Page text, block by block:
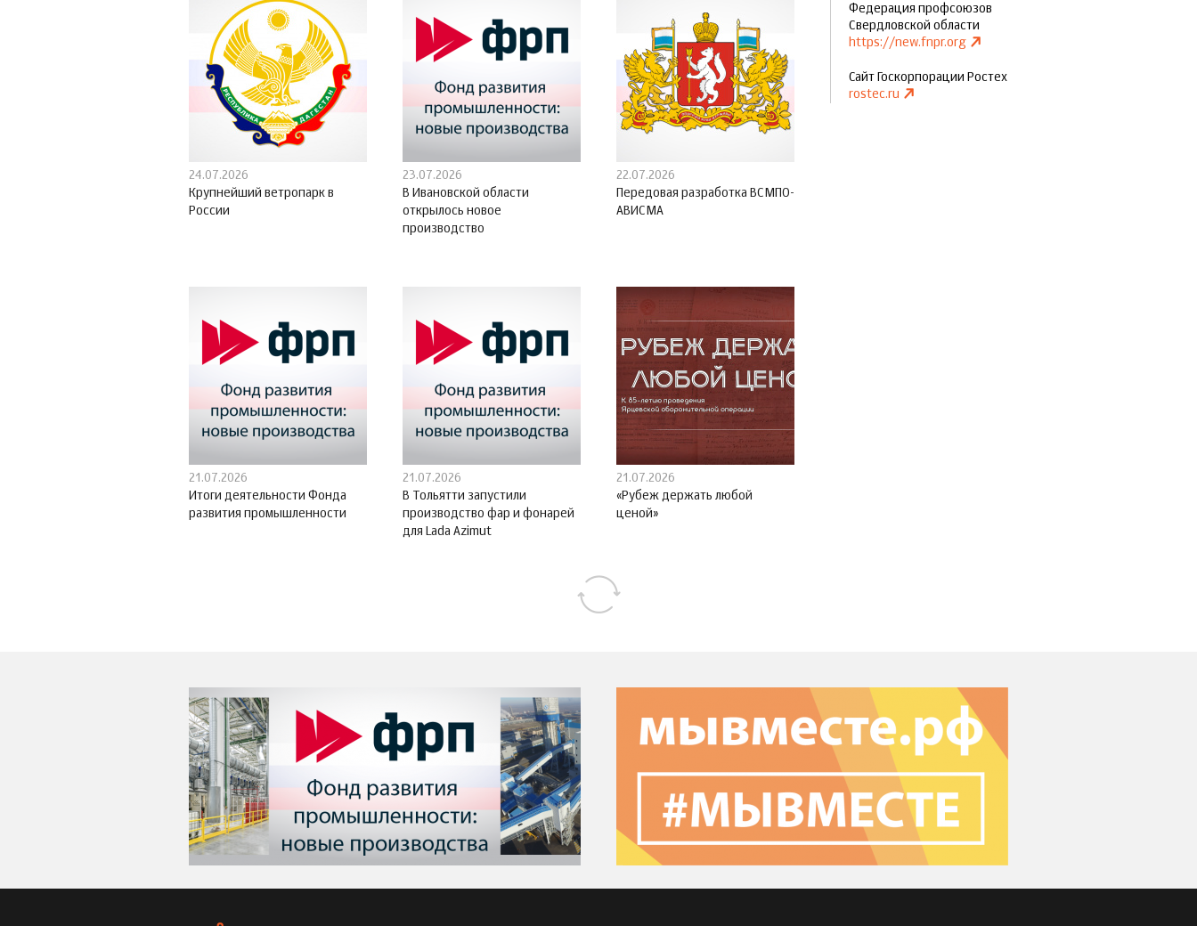
Федерация профсоюзов
Свердловской области
https://new.fnpr.org
Сайт Госкорпорации Ростех
rostec.ru
24.07.2026
Крупнейший ветропарк в
России
23.07.2026
В Ивановской области
открылось новое
производство
22.07.2026
Передовая разработка ВСМПО-
АВИСМА
21.07.2026
Итоги деятельности Фонда
развития промышленности
21.07.2026
В Тольятти запустили
производство фар и фонарей
для Lada Azimut
21.07.2026
«Рубеж держать любой
ценой»